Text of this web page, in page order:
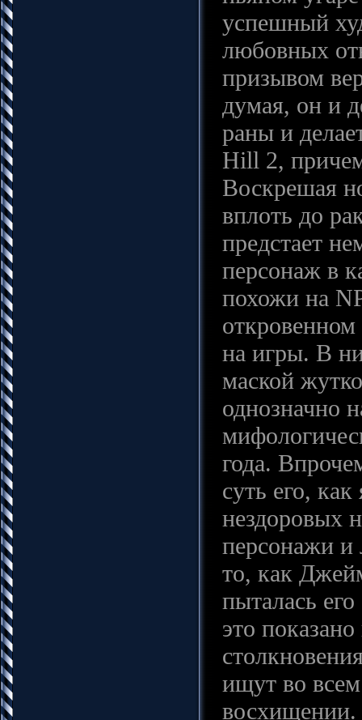
успешный
любовных
призывом
думая, он и
раны и
Hill 2,
Воскрешая
вплоть до
предстает
персонаж в
похожи на
на игры. В
маской
однозначно
года.
суть его,
нездоровых
персонажи и
то, как
пыталась
это
ищут во
восхищении.